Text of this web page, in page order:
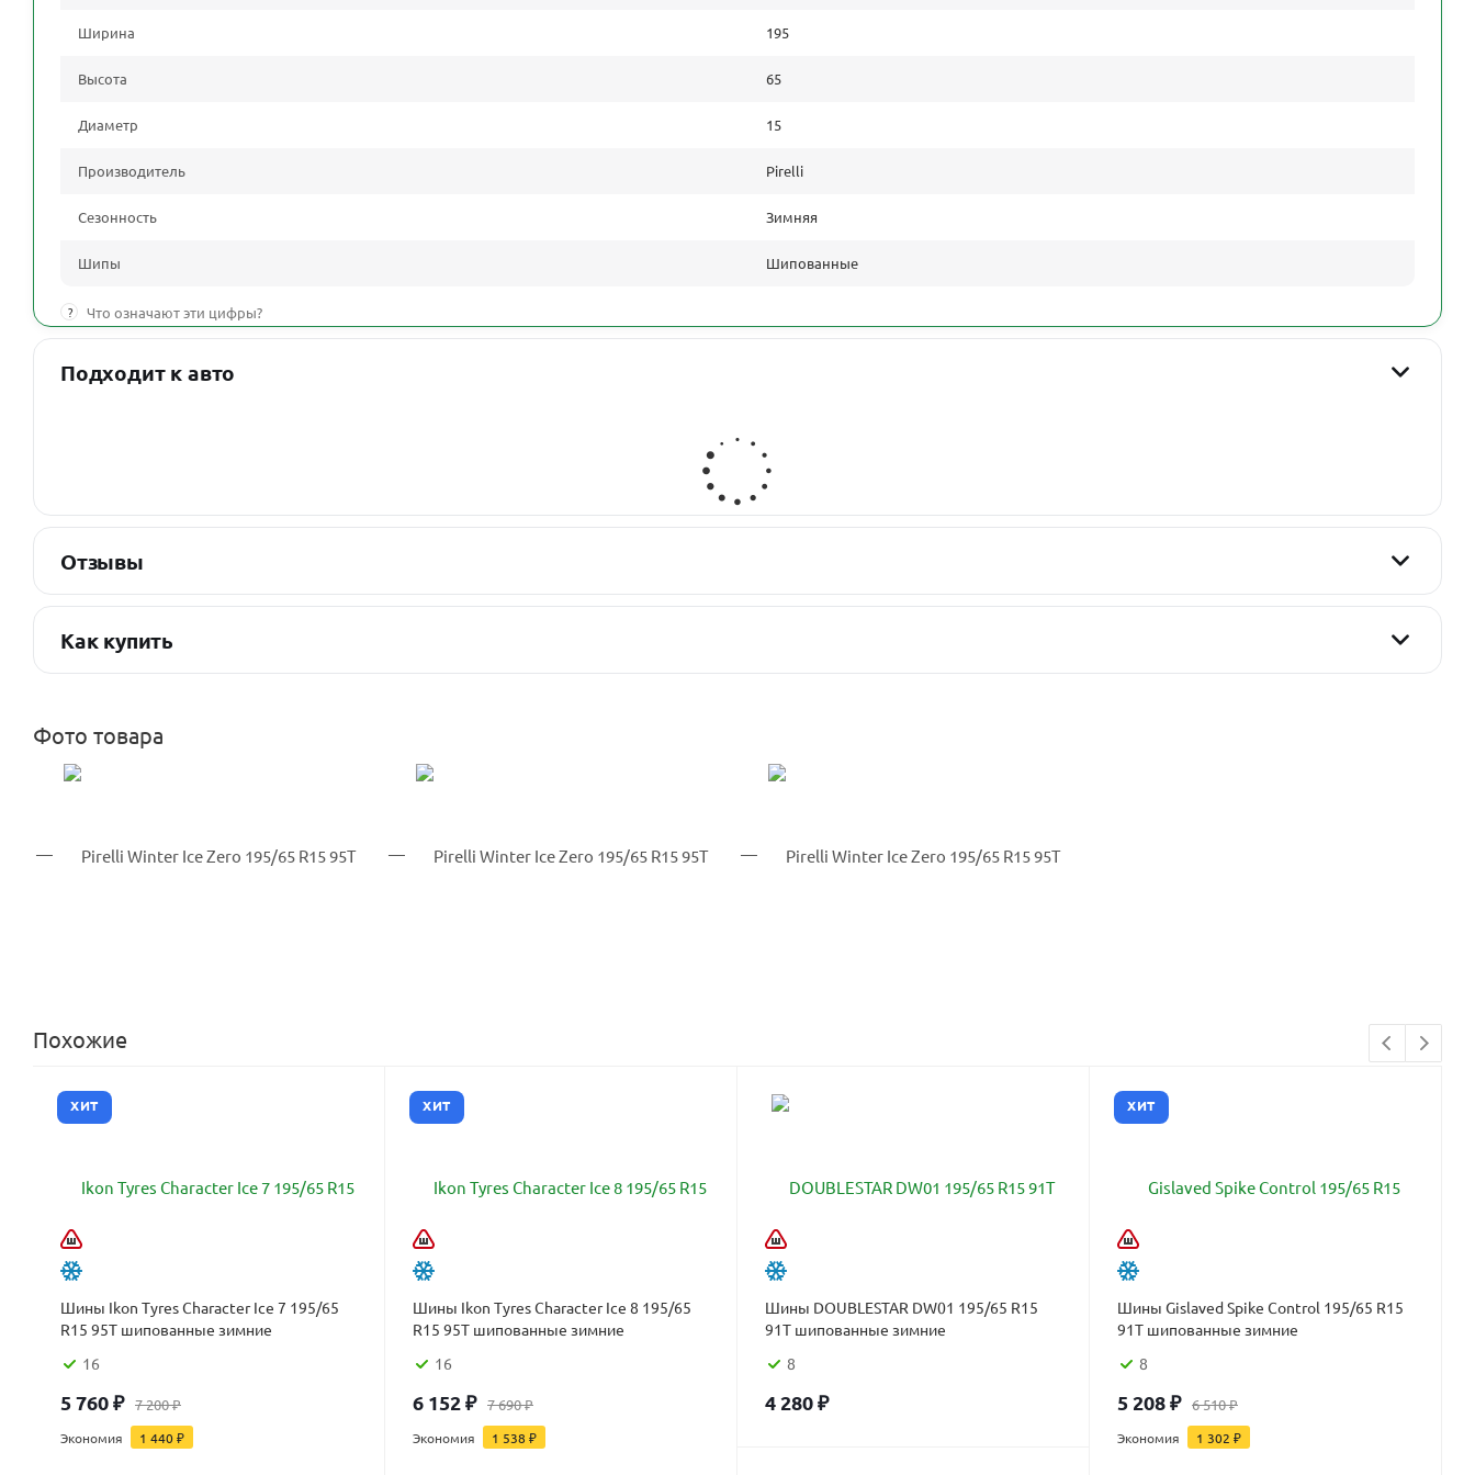
Ширина 195
Высота 65
Диаметр 15
Производитель Pirelli
Сезонность Зимняя
Шипы Шипованные
? Что означают эти цифры?
Подходит к авто
Отзывы
Как купить
Фото товара
Похожие
ХИТ
Шины Ikon Tyres Character Ice 7 195/65
R15 95T шипованные зимние
16
5 760₽ 7 200₽
Экономия 1 440₽
ХИТ
Шины Ikon Tyres Character Ice 8 195/65
R15 95T шипованные зимние
16
6 152₽ 7 690₽
Экономия 1 538 ₽
Шины DOUBLESTAR DW01 195/65 R15
91T шипованные зимние
8
4 280₽
ХИТ
Шины Gislaved Spike Control 195/65 R15
91T шипованные зимние
8
5 208₽ 6 510₽
Экономия 1 302 ₽